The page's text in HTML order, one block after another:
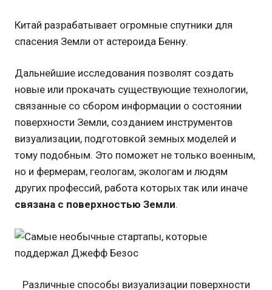
Китай разрабатывает огромные спутники для
спасения Земли от астероида Бенну.
Дальнейшие исследования позволят создать
новые или прокачать существующие технологии,
связанные со сбором информации о состоянии
поверхности Земли, созданием инструментов
визуализации, подготовкой земных моделей и
тому подобным. Это поможет не только военным,
но и фермерам, геологам, экологам и людям
других профессий, работа которых так или иначе
связана с поверхностью Земли.
Различные способы визуализации поверхности